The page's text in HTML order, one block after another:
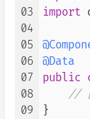
03
04
05
06
07
08
09
import
@Data
public
//
}